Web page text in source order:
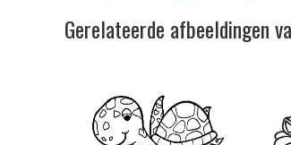
Gerelateerde afbeeldingen